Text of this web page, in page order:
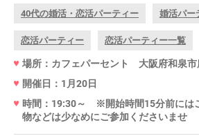
40代の婚活・恋活パーティー 婚活パー
恋活パーティー 恋活パーティー一覧
場所：カフェパーセント 大阪府和泉市
開催日：1月20日
時間：19:30～ ※開始時間15分前には
物などは少なめにご参加くださいませ